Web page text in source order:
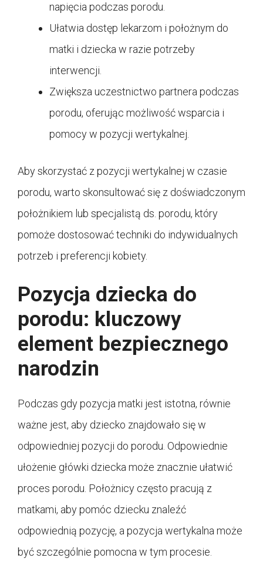
napięcia podczas porodu.
Ułatwia dostęp lekarzom i położnym do
matki i dziecka w razie potrzeby
interwencji.
Zwiększa uczestnictwo partnera podczas
porodu, oferując możliwość wsparcia i
pomocy w pozycji wertykalnej.
Aby skorzystać z pozycji wertykalnej w czasie
porodu, warto skonsultować się z doświadczonym
położnikiem lub specjalistą ds. porodu, który
pomoże dostosować techniki do indywidualnych
potrzeb i preferencji kobiety.
Pozycja dziecka do
porodu: kluczowy
element bezpiecznego
narodzin
Podczas gdy pozycja matki jest istotna, równie
ważne jest, aby dziecko znajdowało się w
odpowiedniej pozycji do porodu. Odpowiednie
ułożenie główki dziecka może znacznie ułatwić
proces porodu. Położnicy często pracują z
matkami, aby pomóc dziecku znaleźć
odpowiednią pozycję, a pozycja wertykalna może
być szczególnie pomocna w tym procesie.